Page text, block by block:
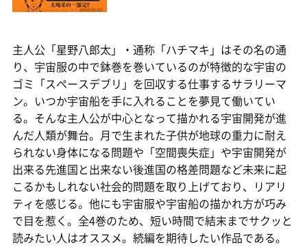
主人公「星野八郎太」・通称「ハチマキ」はその名の通
り、宇宙服の中で鉢巻を巻いているのが特徴的な宇宙の
ゴミ「スペースデブリ」を回収する仕事するサラリーマ
ン。いつか宇宙船を手に入れることを夢見て働いてい
る。そんな主人公が中心となって描かれる宇宙開発が進
んだ人類が舞台。月で生まれた子供が地球の重力に耐え
られない身体になる問題や「空間喪失症」や宇宙開発が
出来る先進国と出来ない後進国の格差問題など未来に起
こるかもしれない社会的問題を取り上げており、リアリ
ティを感じる。他にも宇宙服や宇宙船の描かれ方が巧み
で目を惹く。全4巻のため、短い時間で結末までサクッと
読みたい人はオススメ。続編を期待したい作品である。